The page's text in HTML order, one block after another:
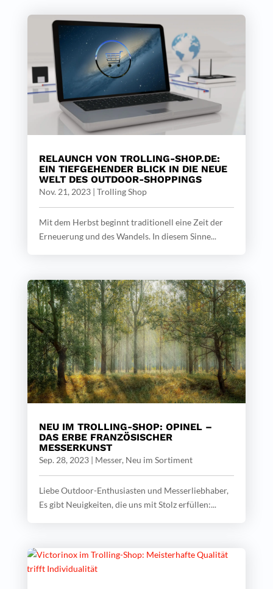
RELAUNCH VON TROLLING-SHOP.DE:
EIN TIEFGEHENDER BLICK IN DIE NEUE
WELT DES OUTDOOR-SHOPPINGS
Nov. 21, 2023| Trolling Shop
Mit dem Herbst beginnt traditionell eine Zeit der
Erneuerung und des Wandels. In diesem Sinne...
NEU IM TROLLING-SHOP: OPINEL –
DAS ERBE FRANZÖSISCHER
MESSERKUNST
Sep. 28, 2023| Messer, Neu im Sortiment
Liebe Outdoor-Enthusiasten und Messerliebhaber,
Es gibt Neuigkeiten, die uns mit Stolz erfüllen:...